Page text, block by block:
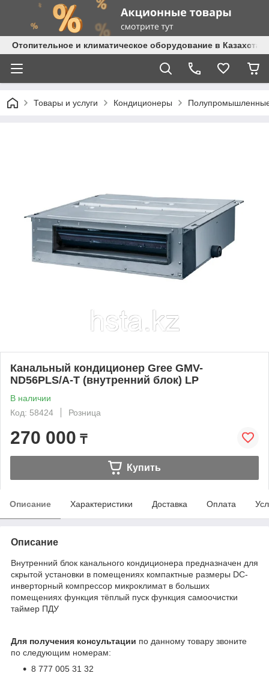
Отопительное и климатическое оборудование в
Товары и услуги Кондиционеры
Канальный кондиционер Gree GMV-
ND56PLS/A-T (внутренний блок) LP
В наличии
Код: 58424
Розница
270 000 ₸
Купить
Описание Характеристики Доставка Оплата
Описание
Внутренний блок канального кондиционера предназначен для
скрытой установки в помещениях компактные размеры DC-
инверторный компрессор микроклимат в больших
помещениях функция тёплый пуск функция самоочистки
таймер ПДУ
Для получения консультации по данному товару звоните
по следующим номерам:
8 777 005 31 32